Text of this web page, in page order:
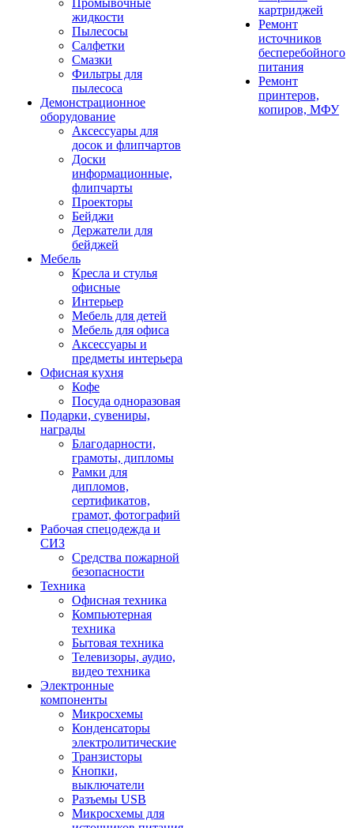
Промывочные
жидкости
Пылесосы
Салфетки
Смазки
Фильтры для
пылесоса
Демонстрационное
оборудование
Аксессуары для
досок и флипчартов
Доски
информационные,
флипчарты
Проекторы
Бейджи
Держатели для
бейджей
Мебель
Кресла и стулья
офисные
Интерьер
Мебель для детей
Мебель для офиса
Аксессуары и
предметы интерьера
Офисная кухня
Кофе
Посуда одноразовая
Подарки, сувениры,
награды
Благодарности,
грамоты, дипломы
Рамки для
дипломов,
сертификатов,
грамот, фотографий
Рабочая спецодежда и
СИЗ
Средства пожарной
безопасности
Техника
Офисная техника
Компьютерная
техника
Бытовая техника
Телевизоры, аудио,
видео техника
Электронные
компоненты
Микросхемы
Конденсаторы
электролитические
Транзисторы
Кнопки,
выключатели
Разъемы USB
Микросхемы для
картриджей
Ремонт
источников
бесперебойного
питания
Ремонт
принтеров,
копиров, МФУ